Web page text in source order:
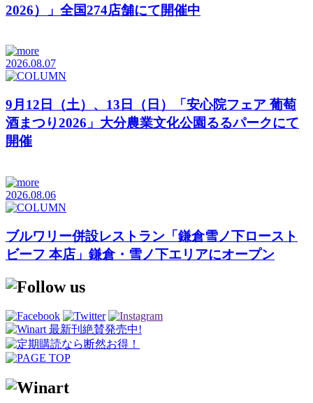
2026）」全国274店舗にて開催中
2026.08.07
9月12日（土）、13日（日）「安心院フェア 葡萄
酒まつり2026」大分農業文化公園るるパークにて
開催
2026.08.06
ブルワリー併設レストラン「鎌倉雪ノ下ロースト
ビーフ 本店」鎌倉・雪ノ下エリアにオープン